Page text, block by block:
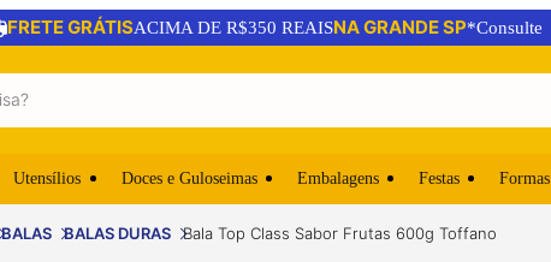
FRETE GRÁTISACIMA DE R$350 REAISNA GRANDE SP*Consulte
Utensílios Doces e Guloseimas Embalagens Festas Formas
BALAS BALAS DURAS Bala Top Class Sabor Frutas 600g Toffano